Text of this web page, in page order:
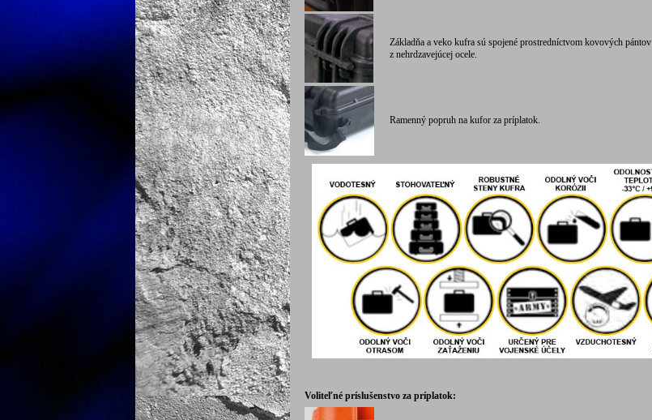
Základňa a veko kufra sú spojené prostredníctvom kovových pántov
z nehrdzavejúcej ocele.
Ramenný popruh na kufor za príplatok.
Voliteľné príslušenstvo za príplatok: